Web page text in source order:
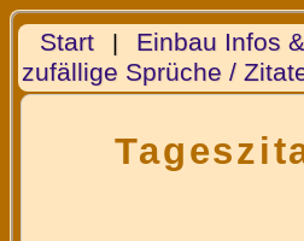
Start| Einbau Infos
zufällige Sprüche /